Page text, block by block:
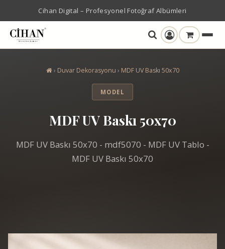
Cihan Digital – Profesyonel Fotoğraf Albümleri
› Duvar Dekorasyonu › MDF UV Baskı 50x70
MODEL
MDF UV Baskı 50x70
MDF UV Baskı 50x70 - mdf5070 - MDF UV Tablo -
MDF UV Baskı 50x70